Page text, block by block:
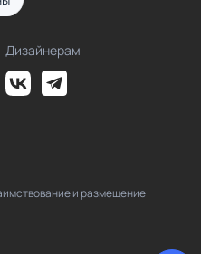
Дизайнерам
и размещение